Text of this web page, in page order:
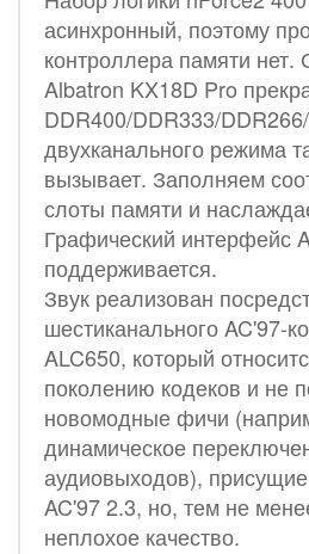
асинхронный, поэтому
контроллера памяти нет.
Albatron KX18D Pro
DDR400/DDR333/
двухканального режима
вызывает. Заполняем
слоты памяти и
Графический интерфейс
поддерживается.
Звук реализован
шестиканального AC'97-
ALC650, который
поколению кодеков и не
новомодные фичи
динамическое
аудиовыходов),
AC'97 2.3, но, тем не
неплохое качество.